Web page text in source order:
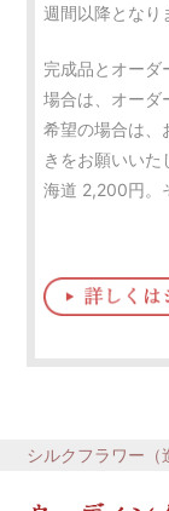
週間以降となり
完成品とオーダ
場合は、オーダ
希望の場合は、
きをお願いい
海道 2,200円。
シルクフラワー